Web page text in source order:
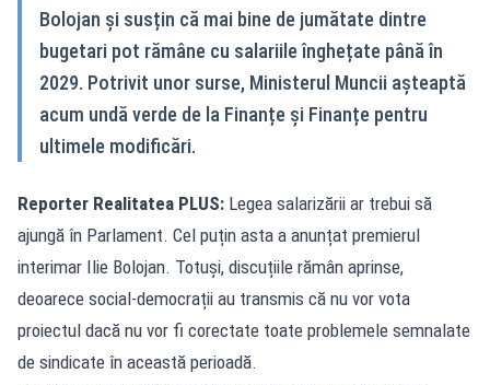
Bolojan și susțin că mai bine de jumătate dintre
bugetari pot rămâne cu salariile înghețate până în
2029. Potrivit unor surse, Ministerul Muncii așteaptă
acum undă verde de la Finanțe și Finanțe pentru
ultimele modificări.
Reporter Realitatea PLUS: Legea salarizării ar trebui să
ajungă în Parlament. Cel puțin asta a anunțat premierul
interimar Ilie Bolojan. Totuși, discuțiile rămân aprinse,
deoarece social-democrații au transmis că nu vor vota
proiectul dacă nu vor fi corectate toate problemele semnalate
de sindicate în această perioadă.